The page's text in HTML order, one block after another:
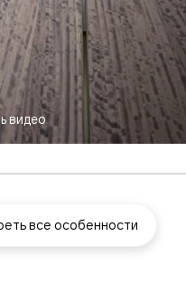
видео
все особенности